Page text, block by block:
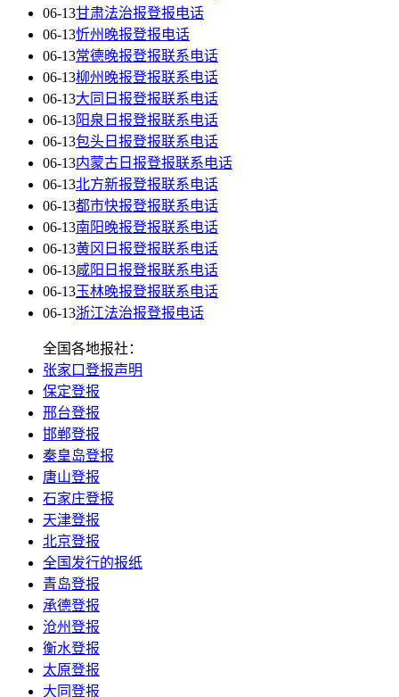
06-13甘肃法治报登报电话
06-13忻州晚报登报电话
06-13常德晚报登报联系电话
06-13柳州晚报登报联系电话
06-13大同日报登报联系电话
06-13阳泉日报登报联系电话
06-13包头日报登报联系电话
06-13内蒙古日报登报联系电话
06-13北方新报登报联系电话
06-13都市快报登报联系电话
06-13南阳晚报登报联系电话
06-13黄冈日报登报联系电话
06-13咸阳日报登报联系电话
06-13玉林晚报登报联系电话
06-13浙江法治报登报电话
全国各地报社：
张家口登报声明
保定登报
邢台登报
邯郸登报
秦皇岛登报
唐山登报
石家庄登报
天津登报
北京登报
全国发行的报纸
青岛登报
承德登报
沧州登报
衡水登报
太原登报
大同登报